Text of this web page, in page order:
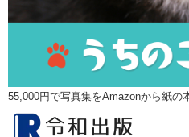
55,000円で写真集をAmazonから紙の